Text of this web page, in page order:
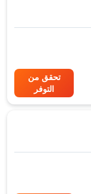
تحقق من
التوفر